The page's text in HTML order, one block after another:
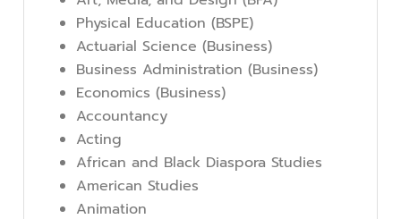
Physical Education (BSPE)
Actuarial Science (Business)
Business Administration (Business)
Economics (Business)
Accountancy
Acting
African and Black Diaspora Studies
American Studies
Animation